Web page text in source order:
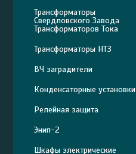
Трансформаторы
Свердловского Завода
Трансформаторов Тока
Трансформаторы НТЗ
ВЧ заградители
Конденсаторные установки
Релейная защита
Энип-2
Шкафы электрические